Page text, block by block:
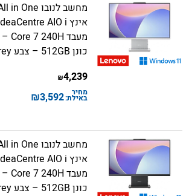
כונן 512GB – צבע Cloud Grey
4,239
₪
מחיר
באילת:3,592
₪
כונן 512GB – צבע Luna Grey